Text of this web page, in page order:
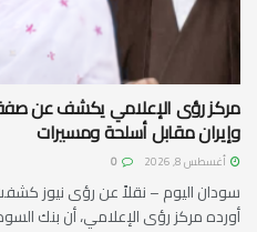
مركز رؤى الإعلامي يكشف عن
وإيران مقابل أسلحة ومسيرات
أغسطس 8, 2026
سودان اليوم – نقلاً عن رؤى نيوز
أورده مركز رؤى الإعلامي، أن بنك